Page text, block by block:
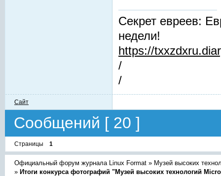
Секрет евреев:
недели!
https://
/
/
Сайт
Сообщений [ 20 ]
Страницы 1
Официальный форум журнала Linux Format » Музей высоких
» Итоги конкурса фотографий "Музей высоких технологий